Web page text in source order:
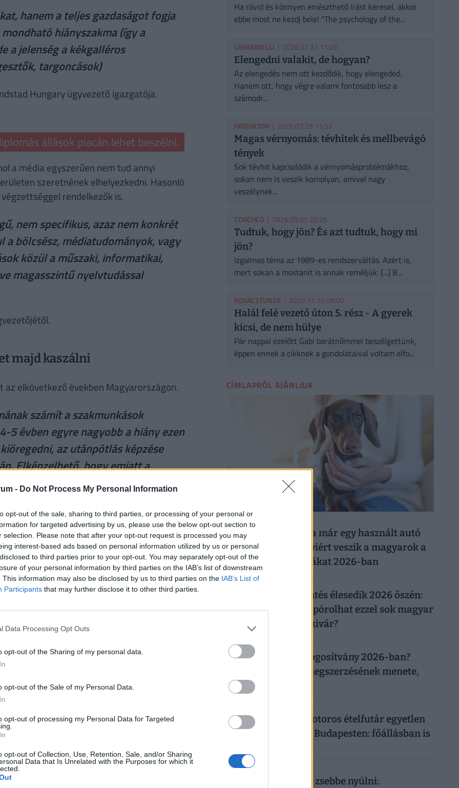
- Do Not Process My Personal Information
opt-out of the sale, sharing to third parties, or processing of your personal or
for targeted advertising by us, please use the below opt-out section to
selection. Please note that after your opt-out request is processed you may
interest-based ads based on personal information utilized by us or personal
to third parties prior to your opt-out. You may separately opt-out of the
of your personal information by third parties on the IAB’s list of downstream
This information may also be disclosed by us to third parties on the IAB’s List of
Participants that may further disclose it to other third parties.
Data Processing Opt Outs
opt-out of the Sharing of my personal data.
opt-out of the Sale of my Personal Data.
opt-out of processing my Personal Data for Targeted
opt-out of Collection, Use, Retention, Sale, and/or Sharing
Data that Is Unrelated with the Purposes for which it
hanem a teljes gazdaságot fogja
hiányszakma (így a
a jelenség a kékgalléros
targoncások)
Hungary ügyvezető igazgatója.
állások piacán lehet beszélni.
a média egyszerűen nem tud annyi
szeretnének elhelyezkedni. Hasonló
rendelkezők is.
nem specifikus, azaz nem konkrét
bölcsész, médiatudományok, vagy
közül a műszaki, informatikai,
magasszintű nyelvtudással
majd kaszálni
elkövetkező években Magyarországon.
számít a szakmunkások
5 évben egyre nagyobb a hiány ezen
az utánpótlás képzése
Elképzelhető, hogy emiatt a
növekedni fognak a bérek
akkor a törlesztőrészletek szerinti
aCIB Bank (THM 11,29%-ot)és aMagNet
bankok ajánlataiért, illetve a konstrukciók
összeg, stb.) keresd fel a
Ha rövid és könnyen emészthető írást keresel, akkor
ebbe most ne kezdj bele! "The psychology of the...
LASKAINELLI | 2026.07.31 11:05
Elengedni valakit, de hogyan?
Az elengedés nem ott kezdődik, hogy elengeded.
Hanem ott, hogy végre valami fontosabb lesz a
számodr...
HRDOKTOR | 2026.07.29 13:52
Magas vérnyomás: tévhitek és mellbevágó
tények
Sok tévhit kapcsolódik a vérnyomásproblémákhoz,
sokan nem is veszik komolyan, amivel nagy
veszélynek...
COACHCO | 2026.05.05 20:26
Tudtuk, hogy jön? És azt tudtuk, hogy mi
jön?
Izgalmas téma az 1989-es rendszerváltás. Azért is,
mert sokan a mostanit is annak reméljük. [...] B...
KOVACSTUNDE | 2025.11.15 08:00
Halál felé vezető úton 5. rész - A gyerek
kicsi, de nem hülye
Pár nappal ezelőtt Gabi barátnőmmel beszélgettünk,
éppen ennek a cikknek a gondolataival voltam elfo...
CÍMLAPRÓL AJÁNLJUK
2026. augusztus 8.
Ezért a kutyáért ma már egy használt autó
árát is elkérik: ennyiért veszik a magyarok a
legnépszerűbb fajtákat 2026-ban
2026. augusztus 7.
Újabb rezsicsökkentés élesedik 2026 őszén:
tényleg tízezreket spórolhat ezzel sok magyar
háztulaj, aki most kivár?
2026. augusztus 8.
Mennyibe kerül a jogosítvány 2026-ban?
Vezetői engedély megszerzésének menete,
ára
Ennyit keres egy motoros ételfutár egyetlen
hét alatt 2026-ban Budapesten: főállásban is
2026. augusztus 8.
Nem elég mélyen a zsebbe nyúlni: